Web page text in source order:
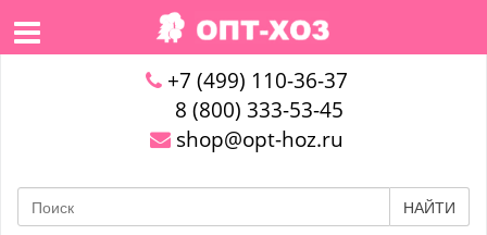
+7 (499) 110-36-37
8 (800) 333-53-45
shop@opt-hoz.ru
НАЙТИ